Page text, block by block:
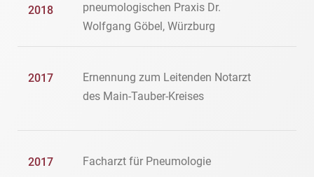
2018
pneumologischen Praxis Dr.
Wolfgang Göbel, Würzburg
2017
Ernennung zum Leitenden Notarzt
des Main-Tauber-Kreises
2017 Facharzt für Pneumologie